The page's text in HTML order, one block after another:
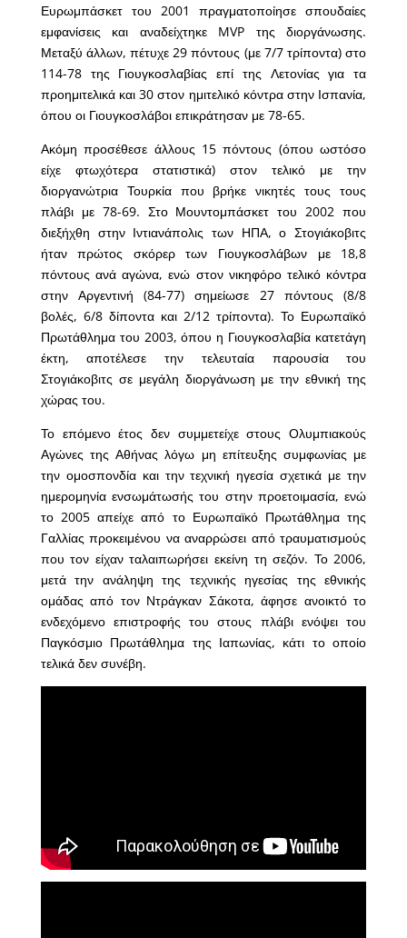
Ευρωμπάσκετ του 2001 πραγματοποίησε σπουδαίες
εμφανίσεις και αναδείχτηκε MVP της διοργάνωσης.
Μεταξύ άλλων, πέτυχε 29 πόντους (με 7/7 τρίποντα) στο
114-78 της Γιουγκοσλαβίας επί της Λετονίας για τα
προημιτελικά και 30 στον ημιτελικό κόντρα στην Ισπανία,
όπου οι Γιουγκοσλάβοι επικράτησαν με 78-65.
Ακόμη προσέθεσε άλλους 15 πόντους (όπου ωστόσο
είχε φτωχότερα στατιστικά) στον τελικό με την
διοργανώτρια Τουρκία που βρήκε νικητές τους τους
πλάβι με 78-69. Στο Μουντομπάσκετ του 2002 που
διεξήχθη στην Ιντιανάπολις των ΗΠΑ, ο Στογιάκοβιτς
ήταν πρώτος σκόρερ των Γιουγκοσλάβων με 18,8
πόντους ανά αγώνα, ενώ στον νικηφόρο τελικό κόντρα
στην Αργεντινή (84-77) σημείωσε 27 πόντους (8/8
βολές, 6/8 δίποντα και 2/12 τρίποντα). Το Ευρωπαϊκό
Πρωτάθλημα του 2003, όπου η Γιουγκοσλαβία κατετάγη
έκτη, αποτέλεσε την τελευταία παρουσία του
Στογιάκοβιτς σε μεγάλη διοργάνωση με την εθνική της
χώρας του.
Το επόμενο έτος δεν συμμετείχε στους Ολυμπιακούς
Αγώνες της Αθήνας λόγω μη επίτευξης συμφωνίας με
την ομοσπονδία και την τεχνική ηγεσία σχετικά με την
ημερομηνία ενσωμάτωσής του στην προετοιμασία, ενώ
το 2005 απείχε από το Ευρωπαϊκό Πρωτάθλημα της
Γαλλίας προκειμένου να αναρρώσει από τραυματισμούς
που τον είχαν ταλαιπωρήσει εκείνη τη σεζόν. Το 2006,
μετά την ανάληψη της τεχνικής ηγεσίας της εθνικής
ομάδας από τον Ντράγκαν Σάκοτα, άφησε ανοικτό το
ενδεχόμενο επιστροφής του στους πλάβι ενόψει του
Παγκόσμιο Πρωτάθλημα της Ιαπωνίας, κάτι το οποίο
τελικά δεν συνέβη.